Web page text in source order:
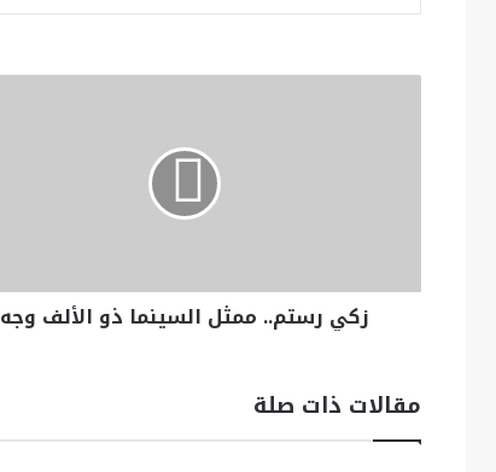
زكي رستم.. ممثل السينما ذو الألف وجه
مقالات ذات صلة